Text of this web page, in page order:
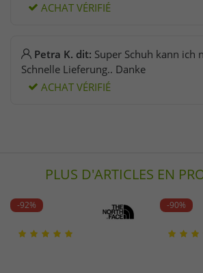
ACHAT VÉRIFIÉ
Petra K. dit: Super Schuh kann ich
Schnelle Lieferung.. Danke
ACHAT VÉRIFIÉ
PLUS D'ARTICLES EN
-92% -90%